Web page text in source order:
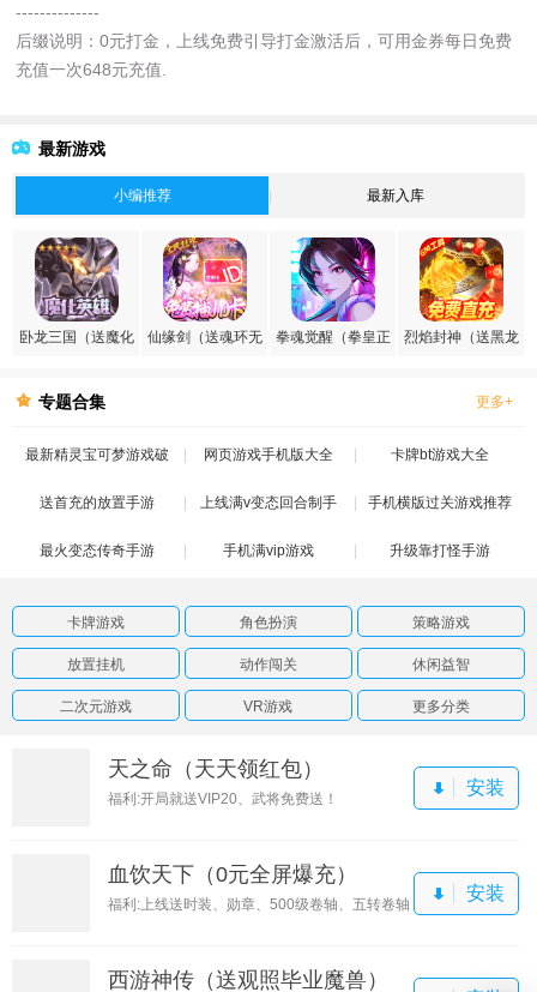
--------------
后缀说明：0元打金，上线免费引导打金激活后，可用金券每日免费
充值一次648元充值.
最新游戏
小编推荐 最新入库
卧龙三国（送魔化
仙缘剑（送魂环无
拳魂觉醒（拳皇正
烈焰封神（送黑龙
专题合集 更多+
最新精灵宝可梦游戏破
解版
网页游戏手机版大全 卡牌bt游戏大全
送首充的放置手游 上线满v变态回合制手
游
手机横版过关游戏推荐
最火变态传奇手游 手机满vip游戏 升级靠打怪手游
卡牌游戏 角色扮演 策略游戏
放置挂机 动作闯关 休闲益智
二次元游戏 VR游戏 更多分类
天之命（天天领红包）
福利:开局就送VIP20、武将免费送！
安装
血饮天下（0元全屏爆充）
福利:上线送时装、勋章、500级卷轴、五转卷轴
安装
西游神传（送观照毕业魔兽）